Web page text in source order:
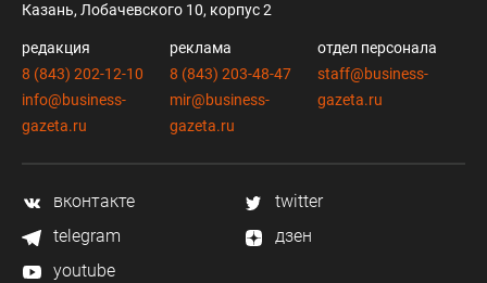
Казань, Лобачевского 10, корпус 2
редакция
8 (843) 202-12-10
info@business-
gazeta.ru
реклама
8 (843) 203-48-47
mir@business-
gazeta.ru
отдел персонала
staff@business-
gazeta.ru
вконтакте
twitter
telegram
дзен
youtube